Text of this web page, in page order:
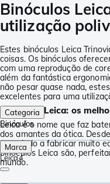
Binóculos
utilização
Estes binóculos Leica
coisas. Os binóculos
com uma reprodução de
além da fantástica
não pesar quase nada,
excelentes para uma
Binóculos Leica: os
Leica é o nome que faz
dos amantes da ótica.
tem vindo a fabricar muito
binóculos Leica são,
mundo.
Categoria
Binóculos
Marca
Leica4